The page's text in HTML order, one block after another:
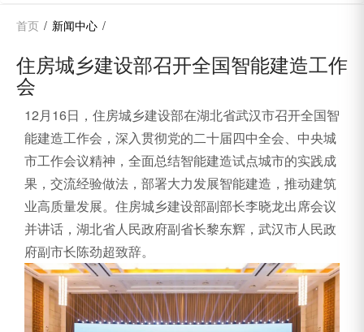
首页 / 新闻中心 /
住房城乡建设部召开全国智能建造工作
会
12月16日，住房城乡建设部在湖北省武汉市召开全国智
能建造工作会，深入贯彻党的二十届四中全会、中央城
市工作会议精神，全面总结智能建造试点城市的实践成
果，交流经验做法，部署大力发展智能建造，推动建筑
业高质量发展。住房城乡建设部副部长李晓龙出席会议
并讲话，湖北省人民政府副省长黎东辉，武汉市人民政
府副市长陈劲超致辞。